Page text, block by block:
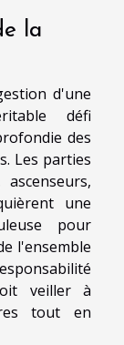
la
d'une
défi
des
Les parties
une
pour
l'ensemble
veiller à
tout en